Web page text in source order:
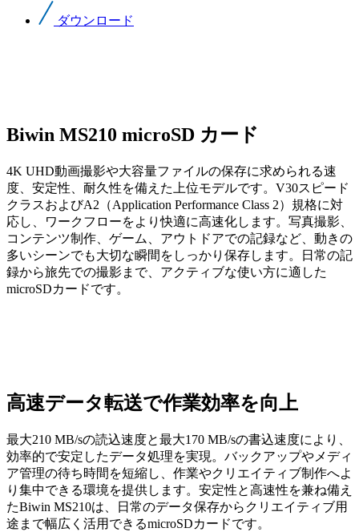
ダウンロード
Biwin MS210 microSD カード
4K UHD動画撮影や大容量ファイルの保存に求められる速
度、安定性、耐久性を備えた上位モデルです。V30スピード
クラスおよびA2（Application Performance Class 2）規格に対
応し、ワークフローをより快適に高速化します。写真撮影、
コンテンツ制作、ゲーム、アウトドアでの記録など、動きの
多いシーンでも大切な瞬間をしっかり保存します。日常の記
録から旅先での撮影まで、アクティブな使い方に適した
microSDカードです。
高速データ転送で作業効率を向上
最大210 MB/sの読込速度と最大170 MB/sの書込速度により、
効率的で安定したデータ処理を実現。バックアップやメディ
ア管理の待ち時間を短縮し、作業やクリエイティブ制作へよ
り集中できる環境を提供します。安定性と高速性を兼ね備え
たBiwin MS210は、日常のデータ保存からクリエイティブ用
途まで幅広く活用できるmicroSDカードです。